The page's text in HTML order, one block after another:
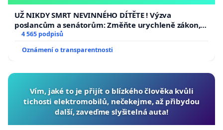
UŽ NIKDY SMRT NEVINNÉHO DÍTĚTE ! Výzva
poslancům a senátorům: Změňte urychleně zákon,
aby se tragédie malé Viktorky už nemohla opakovat!
4 565 podpisů
Oznámení o transparentnosti
Vím, jaké to je přijít o blízkého člověka kvůli
tichosti elektromobilů, nečekejme, až přibydou
další, zaveďme slyšitelná auta!